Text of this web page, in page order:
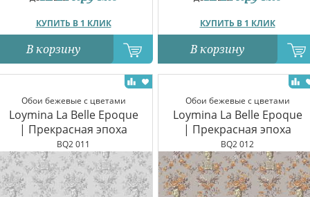
КУПИТЬ В 1 КЛИК
В корзину
КУПИТЬ В 1 КЛИК
В корзину
Обои бежевые с цветами
Loymina La Belle Epoque
| Прекрасная эпоха
BQ2 011
Обои бежевые с цветами
Loymina La Belle Epoque
| Прекрасная эпоха
BQ2 012